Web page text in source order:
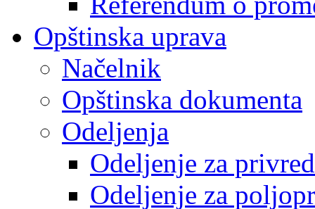
Opštinska uprava
Načelnik
Opštinska dokumenta
Odeljenja
Odeljenje za
Odeljenje za